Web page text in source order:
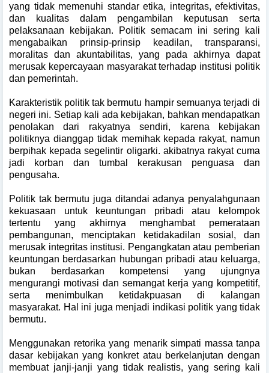
yang tidak memenuhi standar etika, integritas, efektivitas,
dan kualitas dalam pengambilan keputusan serta
pelaksanaan kebijakan. Politik semacam ini sering kali
mengabaikan prinsip-prinsip keadilan, transparansi,
moralitas dan akuntabilitas, yang pada akhirnya dapat
merusak kepercayaan masyarakat terhadap institusi politik
dan pemerintah.
Karakteristik politik tak bermutu hampir semuanya terjadi di
negeri ini. Setiap kali ada kebijakan, bahkan mendapatkan
penolakan dari rakyatnya sendiri, karena kebijakan
politiknya dianggap tidak memihak kepada rakyat, namun
berpihak kepada segelintir oligarki. akibatnya rakyat cuma
jadi korban dan tumbal kerakusan penguasa dan
pengusaha.
Politik tak bermutu juga ditandai adanya penyalahgunaan
kekuasaan untuk keuntungan pribadi atau kelompok
tertentu yang akhirnya menghambat pemerataan
pembangunan, menciptakan ketidakadilan sosial, dan
merusak integritas institusi. Pengangkatan atau pemberian
keuntungan berdasarkan hubungan pribadi atau keluarga,
bukan berdasarkan kompetensi yang ujungnya
mengurangi motivasi dan semangat kerja yang kompetitif,
serta menimbulkan ketidakpuasan di kalangan
masyarakat. Hal ini juga menjadi indikasi politik yang tidak
bermutu.
Menggunakan retorika yang menarik simpati massa tanpa
dasar kebijakan yang konkret atau berkelanjutan dengan
membuat janji-janji yang tidak realistis, yang sering kali